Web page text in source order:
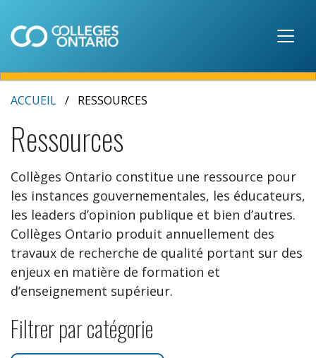
ACCUEIL RESSOURCES
Ressources
Collèges Ontario constitue une ressource pour
les instances gouvernementales, les éducateurs,
les leaders d’opinion publique et bien d’autres.
Collèges Ontario produit annuellement des
travaux de recherche de qualité portant sur des
enjeux en matière de formation et
d’enseignement supérieur.
Filtrer par catégorie